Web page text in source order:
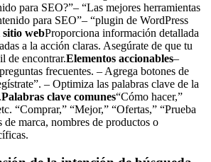
para SEO?”– “Las mejores herramientas
para SEO”– “plugin de WordPress
webProporciona información detallada
a la acción claras. Asegúrate de que tu
de encontrar.Elementos accionables–
frecuentes. – Agrega botones de
– Optimiza las palabras clave de la
Palabras clave comunes“Cómo hacer,”
“Comprar,” “Mejor,” “Ofertas,” “Prueba
de marca, nombres de productos o